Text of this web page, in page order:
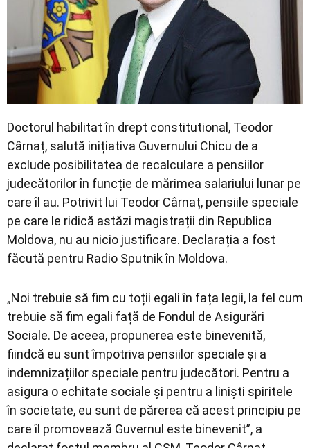
Doctorul habilitat în drept constitutional, Teodor
Cârnaț, salută inițiativa Guvernului Chicu de a
exclude posibilitatea de recalculare a pensiilor
judecătorilor în funcție de mărimea salariului lunar pe
care îl au. Potrivit lui Teodor Cârnaț, pensiile speciale
pe care le ridică astăzi magistrații din Republica
Moldova, nu au nicio justificare. Declarația a fost
făcută pentru Radio Sputnik în Moldova.
„Noi trebuie să fim cu toții egali în fața legii, la fel cum
trebuie să fim egali față de Fondul de Asigurări
Sociale. De aceea, propunerea este binevenită,
fiindcă eu sunt împotriva pensiilor speciale și a
indemnizațiilor speciale pentru judecători. Pentru a
asigura o echitate sociale și pentru a liniști spiritele
în societate, eu sunt de părerea că acest principiu pe
care îl promovează Guvernul este binevenit”, a